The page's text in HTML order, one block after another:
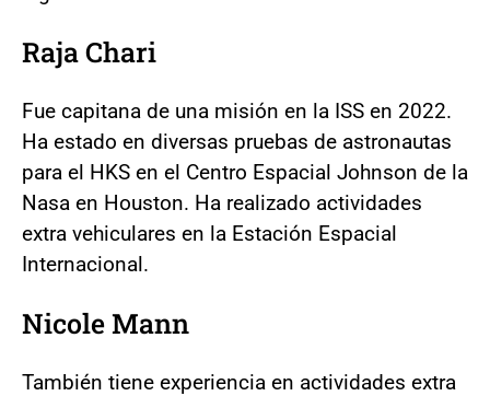
Raja Chari
Fue capitana de una misión en la ISS en 2022.
Ha estado en diversas pruebas de astronautas
para el HKS en el Centro Espacial Johnson de la
Nasa en Houston. Ha realizado actividades
extra vehiculares en la Estación Espacial
Internacional.
Nicole Mann
También tiene experiencia en actividades extra